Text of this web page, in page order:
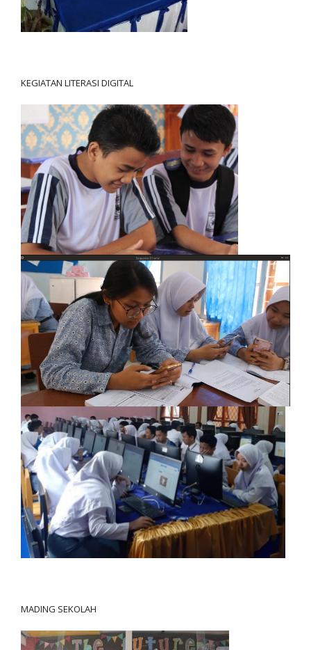
KEGIATAN LITERASI DIGITAL
MADING SEKOLAH